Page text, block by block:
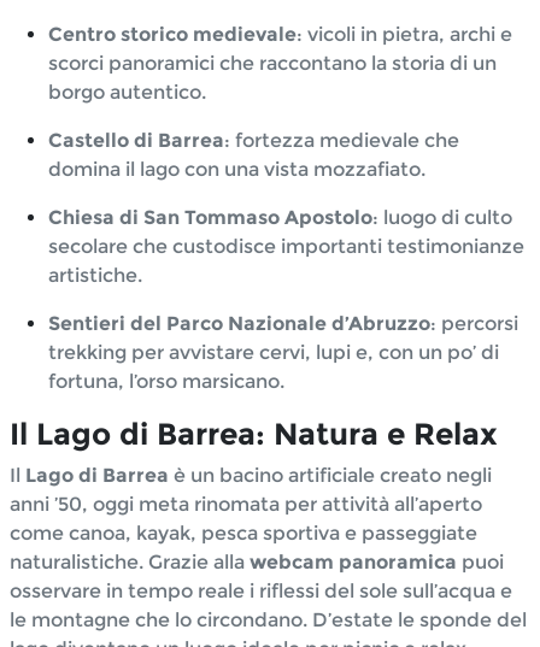
Centro storico medievale: vicoli in pietra, archi e
scorci panoramici che raccontano la storia di un
borgo autentico.
Castello di Barrea: fortezza medievale che
domina il lago con una vista mozzafiato.
Chiesa di San Tommaso Apostolo: luogo di culto
secolare che custodisce importanti testimonianze
artistiche.
Sentieri del Parco Nazionale d’Abruzzo: percorsi
trekking per avvistare cervi, lupi e, con un po’ di
fortuna, l’orso marsicano.
Il Lago di Barrea: Natura e Relax
Il Lago di Barrea è un bacino artificiale creato negli
anni ’50, oggi meta rinomata per attività all’aperto
come canoa, kayak, pesca sportiva e passeggiate
naturalistiche. Grazie alla webcam panoramica puoi
osservare in tempo reale i riflessi del sole sull’acqua e
le montagne che lo circondano. D’estate le sponde del